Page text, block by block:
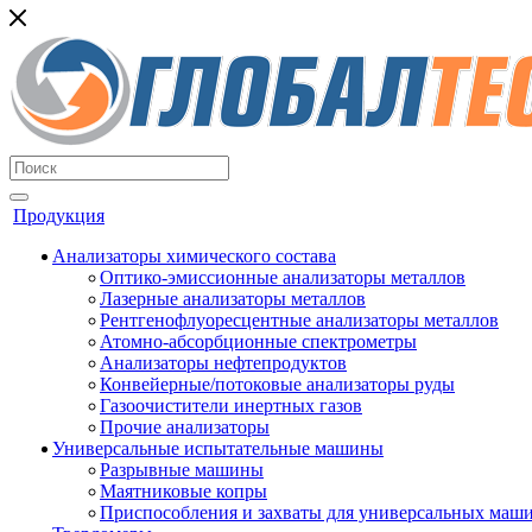
Продукция
Анализаторы химического состава
Оптико-эмиссионные анализаторы металлов
Лазерные анализаторы металлов
Рентгенофлуоресцентные анализаторы металлов
Атомно-абсорбционные спектрометры
Анализаторы нефтепродуктов
Конвейерные/потоковые анализаторы руды
Газоочистители инертных газов
Прочие анализаторы
Универсальные испытательные машины
Разрывные машины
Маятниковые копры
Приспособления и захваты для универсальных